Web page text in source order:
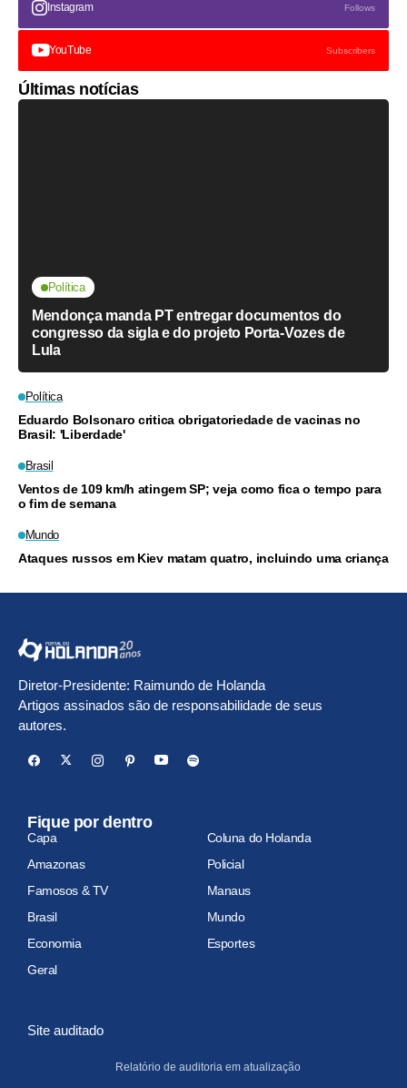
Instagram Follows
YouTube Subscribers
Últimas notícias
Política
Mendonça manda PT entregar documentos do
congresso da sigla e do projeto Porta-Vozes de
Lula
Política
Eduardo Bolsonaro critica obrigatoriedade de vacinas no
Brasil: 'Liberdade'
Brasil
Ventos de 109 km/h atingem SP; veja como fica o tempo para
o fim de semana
Mundo
Ataques russos em Kiev matam quatro, incluindo uma criança
Diretor-Presidente: Raimundo de Holanda
Artigos assinados são de responsabilidade de seus
autores.
Fique por dentro
Capa
Coluna do Holanda
Amazonas
Policial
Famosos & TV
Manaus
Brasil
Mundo
Economia
Esportes
Geral
Site auditado
Relatório de auditoria em atualização